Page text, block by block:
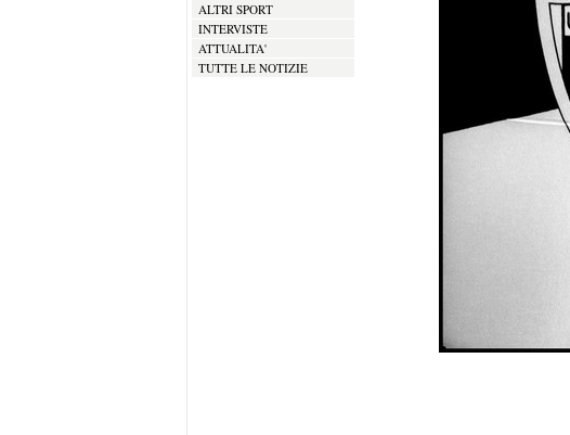
ALTRI SPORT
INTERVISTE
ATTUALITA'
TUTTE LE NOTIZIE